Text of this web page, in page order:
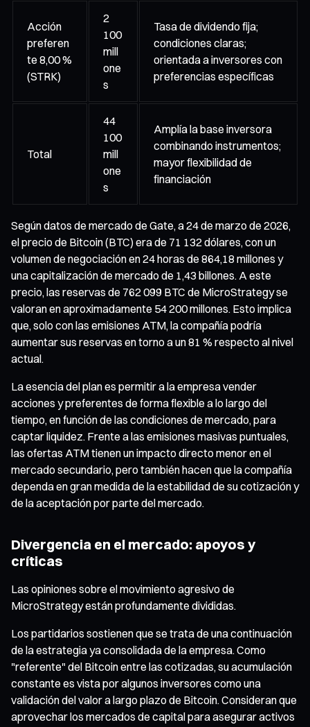
Acción
preferen
te 8,00 %
(STRK)
2
100
mill
one
s
Tasa de dividendo fija;
condiciones claras;
orientada a inversores con
preferencias específicas
Total
44
100
mill
one
s
Amplía la base inversora
combinando instrumentos;
mayor flexibilidad de
financiación
Según datos de mercado de Gate, a 24 de marzo de 2026,
el precio de Bitcoin (BTC) era de 71 132 dólares, con un
volumen de negociación en 24 horas de 864,18 millones y
una capitalización de mercado de 1,43 billones. A este
precio, las reservas de 762 099 BTC de MicroStrategy se
valoran en aproximadamente 54 200 millones. Esto implica
que, solo con las emisiones ATM, la compañía podría
aumentar sus reservas en torno a un 81 % respecto al nivel
actual.
La esencia del plan es permitir a la empresa vender
acciones y preferentes de forma flexible a lo largo del
tiempo, en función de las condiciones de mercado, para
captar liquidez. Frente a las emisiones masivas puntuales,
las ofertas ATM tienen un impacto directo menor en el
mercado secundario, pero también hacen que la compañía
dependa en gran medida de la estabilidad de su cotización y
de la aceptación por parte del mercado.
Divergencia en el mercado: apoyos y
críticas
Las opiniones sobre el movimiento agresivo de
MicroStrategy están profundamente divididas.
Los partidarios sostienen que se trata de una continuación
de la estrategia ya consolidada de la empresa. Como
"referente" del Bitcoin entre las cotizadas, su acumulación
constante es vista por algunos inversores como una
validación del valor a largo plazo de Bitcoin. Consideran que
aprovechar los mercados de capital para asegurar activos